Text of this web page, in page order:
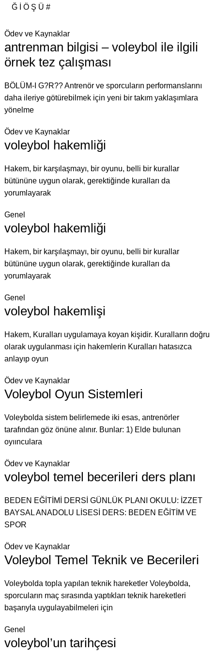
Ğ
Ö Ş Ü #
Ödev ve Kaynaklar
antrenman bilgisi – voleybol ile ilgili
örnek tez çalışması
BÖLÜM-I G?R?? Antrenör ve sporcuların performanslarını
daha ileriye götürebilmek için yeni bir takım yaklaşımlara
yönelme
Ödev ve Kaynaklar
voleybol hakemliği
Hakem, bir karşılaşmayı, bir oyunu, belli bir kurallar
bütününe uygun olarak, gerektiğinde kuralları da
yorumlayarak
Genel
voleybol hakemliği
Hakem, bir karşılaşmayı, bir oyunu, belli bir kurallar
bütününe uygun olarak, gerektiğinde kuralları da
yorumlayarak
Genel
voleybol hakemlişi
Hakem, Kuralları uygulamaya koyan kişidir. Kuralların doğru
olarak uygulanması için hakemlerin Kuralları hatasızca
anlayıp oyun
Ödev ve Kaynaklar
Voleybol Oyun Sistemleri
Voleybolda sistem belirlemede iki esas, antrenörler
tarafından göz önüne alınır. Bunlar: 1) Elde bulunan
oyıınculara
Ödev ve Kaynaklar
voleybol temel becerileri ders planı
BEDEN EĞİTİMİ DERSİ GÜNLÜK PLANI OKULU: İZZET
BAYSAL ANADOLU LİSESİ DERS: BEDEN EĞİTİM VE
SPOR
Ödev ve Kaynaklar
Voleybol Temel Teknik ve Becerileri
Voleybolda topla yapılan teknik hareketler Voleybolda,
sporcuların maç sırasında yaptıkları teknik hareketleri
başarıyla uygulayabilmeleri için
Genel
voleybol’un tarihçesi